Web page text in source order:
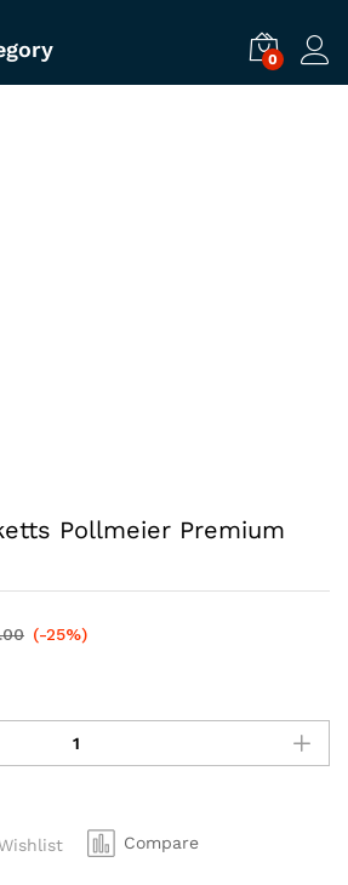
0
Pollmeier Premium
(-25%)
Compare